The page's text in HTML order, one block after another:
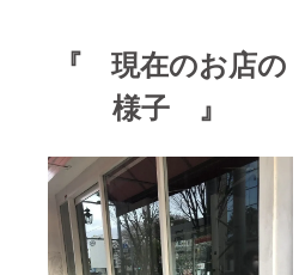
『 現在のお店の
様子 』